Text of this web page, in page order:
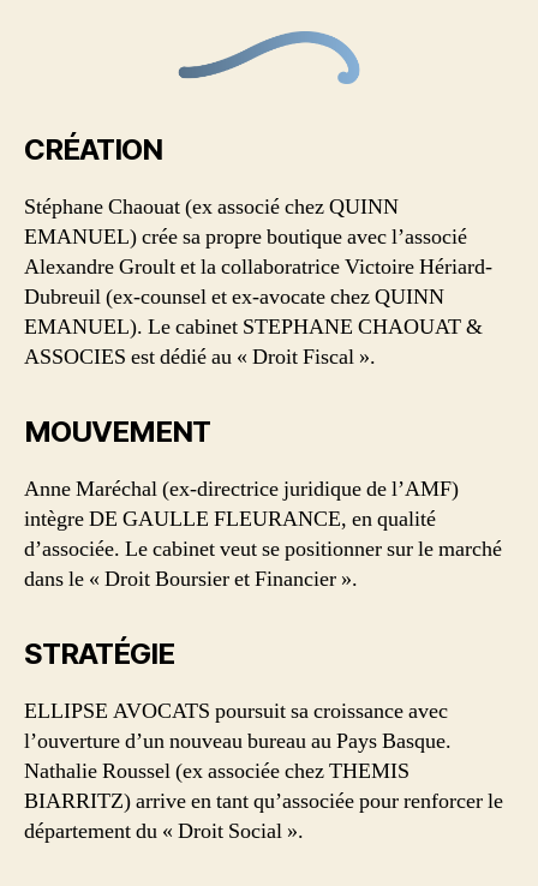
CRÉATION
Stéphane Chaouat (ex associé chez QUINN
EMANUEL) crée sa propre boutique avec l’associé
Alexandre Groult et la collaboratrice Victoire Hériard-
Dubreuil (ex-counsel et ex-avocate chez QUINN
EMANUEL). Le cabinet STEPHANE CHAOUAT &
ASSOCIES est dédié au « Droit Fiscal ».
MOUVEMENT
Anne Maréchal (ex-directrice juridique de l’AMF)
intègre DE GAULLE FLEURANCE, en qualité
d’associée. Le cabinet veut se positionner sur le marché
dans le « Droit Boursier et Financier ».
STRATÉGIE
ELLIPSE AVOCATS poursuit sa croissance avec
l’ouverture d’un nouveau bureau au Pays Basque.
Nathalie Roussel (ex associée chez THEMIS
BIARRITZ) arrive en tant qu’associée pour renforcer le
département du « Droit Social ».